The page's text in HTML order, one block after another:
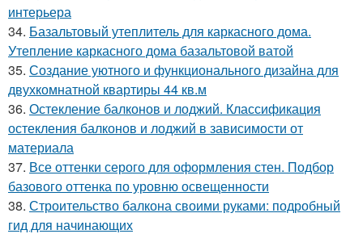
интерьера
34. Базальтовый утеплитель для каркасного дома.
Утепление каркасного дома базальтовой ватой
35. Создание уютного и функционального дизайна для
двухкомнатной квартиры 44 кв.м
36. Остекление балконов и лоджий. Классификация
остекления балконов и лоджий в зависимости от
материала
37. Все оттенки серого для оформления стен. Подбор
базового оттенка по уровню освещенности
38. Строительство балкона своими руками: подробный
гид для начинающих